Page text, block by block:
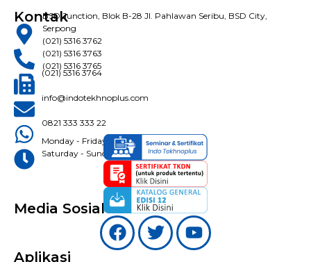
KontakBSD Junction, Blok B-28 Jl. Pahlawan Seribu, BSD City,
Serpong
(021) 5316 3762
(021) 5316 3763
(021) 5316 3765
(021) 5316 3764
info@indotekhnoplus.com
0821 333 333 22
Monday - Friday: 08:30 - 16:30 WIB
Saturday - Sunday: Closed
Media Sosial
Aplikasi